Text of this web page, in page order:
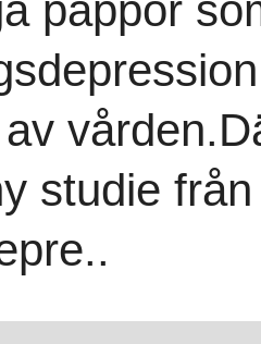
pappor
studie